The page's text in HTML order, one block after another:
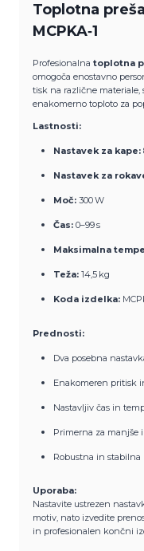
Toplotna
MCPKA‑1
Profesionalna toplotna
omogoča enostavno
tisk na različne
enakomerno toploto za
Lastnosti:
Nastavek za kape:
Nastavek za
Moč:300 W
Čas:0–99 s
Maksimalna
Teža:14,5 kg
Koda izdelka:
Prednosti:
Dva posebna
Enakomeren pritisk
Nastavljiv čas in
Primerna za manjše
Robustna in
Uporaba:
Nastavite ustrezen
motiv, nato izvedite
in profesionalen končni